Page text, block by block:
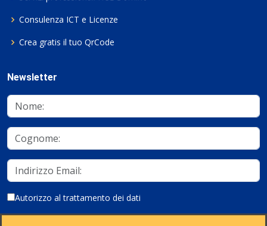
Consulenza ICT e Licenze
Crea gratis il tuo QrCode
Newsletter
Autorizzo al trattamento dei dati